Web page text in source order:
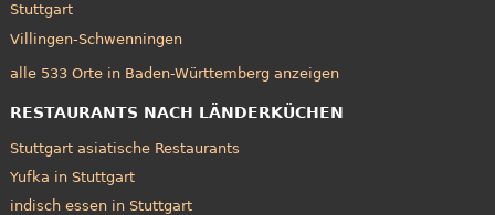
Stuttgart
Villingen-Schwenningen
alle 533 Orte in Baden-Württemberg anzeigen
RESTAURANTS NACH LÄNDERKÜCHEN
Stuttgart asiatische Restaurants
Yufka in Stuttgart
indisch essen in Stuttgart